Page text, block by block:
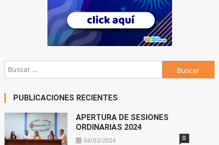
Buscar:
PUBLICACIONES RECIENTES
APERTURA DE SESIONES
ORDINARIAS 2024
04/03/2024 0